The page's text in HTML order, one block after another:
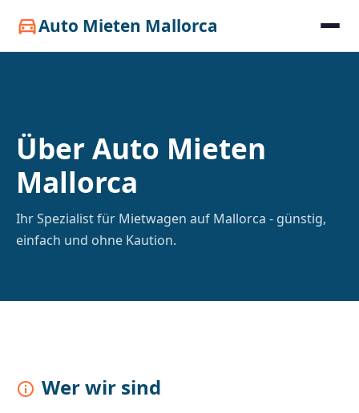
directions_carAuto Mieten Mallorca
Über Auto Mieten
Mallorca
Ihr Spezialist für Mietwagen auf Mallorca - günstig,
einfach und ohne Kaution.
info Wer wir sind